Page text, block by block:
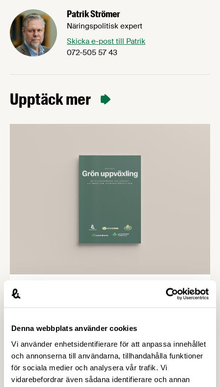
Denna webbplats använder cookies
Vi använder enhetsidentifierare för att anpassa innehållet
och annonserna till användarna, tillhandahålla funktioner
för sociala medier och analysera vår trafik. Vi
vidarebefordrar även sådana identifierare och annan
Patrik Strömer
Näringspolitisk expert
Skicka e-post till Patrik
072-505 57 43
Upptäck mer
Ny rapport: Så kan Sveriges
tid – Livsmedelsföretagen
Inom 10 år kan Sverige öka
livsmedelsproduktionen med tiotals procent,
skapa 19 000 nya jobb i hela landet och samtidigt
stärka livsmedelsberedskap, klimatarbete och